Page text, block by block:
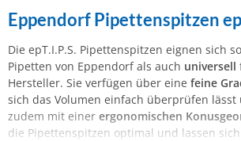
Eppendorf Pipettenspitzen
Die epT.I.P.S. Pipettenspitzen eignen sich
Pipetten von Eppendorf als auch universell
Hersteller. Sie verfügen über eine feine
sich das Volumen einfach überprüfen
zudem mit einer ergonomischen
die Pipettenspitzen optimal und lassen